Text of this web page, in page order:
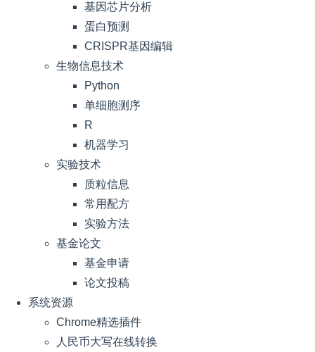
基因芯片分析
蛋白预测
CRISPR基因编辑
生物信息技术
Python
单细胞测序
R
机器学习
实验技术
质粒信息
常用配方
实验方法
基金论文
基金申请
论文投稿
系统资源
Chrome精选插件
人民币大写在线转换